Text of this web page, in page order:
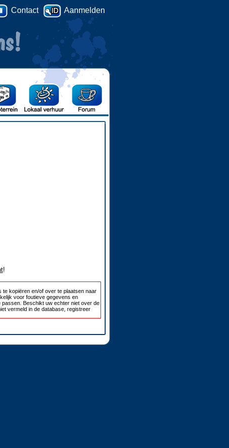
Contact Aanmelden
!
te kopiëren en/of over te plaatsen naar
voor foutieve gegevens en
Beschikt uw echter niet over de
vermeld in de database, registreer